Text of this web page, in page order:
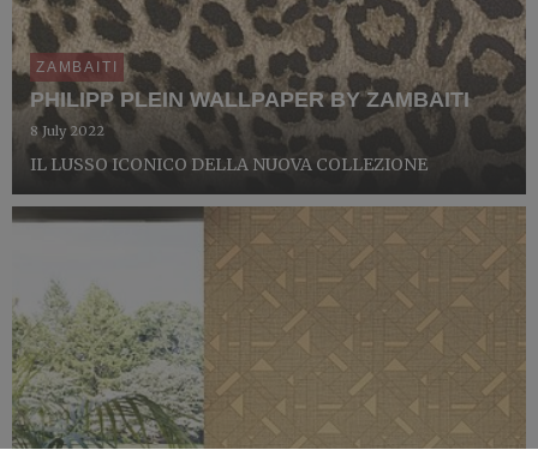
ZAMBAITI
PHILIPP PLEIN WALLPAPER BY ZAMBAITI
8 July 2022
IL LUSSO ICONICO DELLA NUOVA COLLEZIONE